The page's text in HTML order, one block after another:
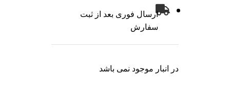
ارسال فوری بعد از ثبت
سفارش
در انبار موجود نمی باشد